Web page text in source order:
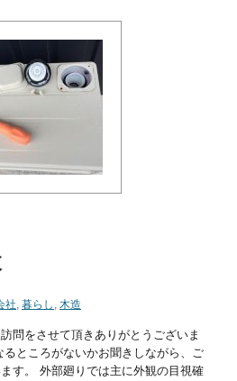
社, 暮らし , 木造
問をさせて頂きありがとうございま
ところがないかお聞きしながら、ご
す。 外部廻りでは主に外観の目視確